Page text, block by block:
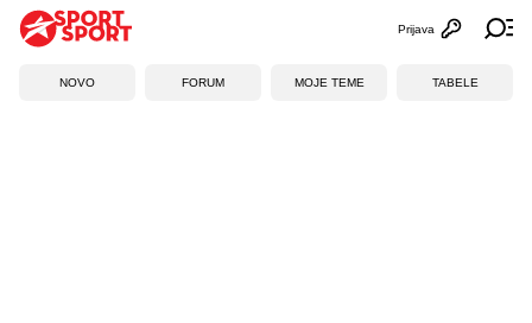
Otvori
Prijava
NOVO FORUM MOJE TEME TABELE